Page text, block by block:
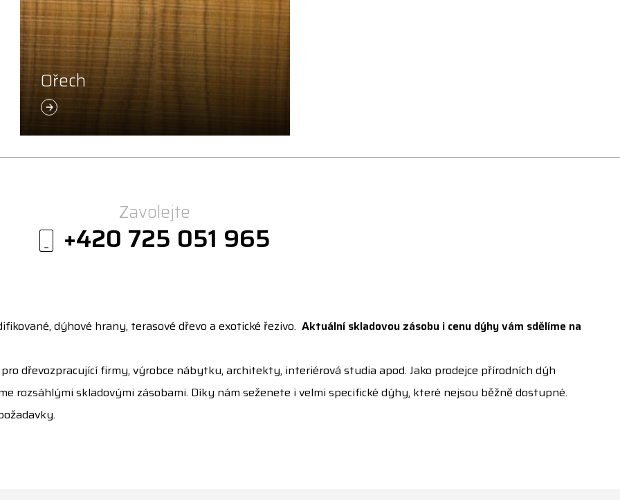
Ořech
Zavolejte
+420 725 051 965
dýhové hrany, terasové dřevo a exotické řezivo.Aktuální skladovou zásobu i cenu dýhy vám sdělíme na
dřevozpracující firmy, výrobce nábytku, architekty, interiérová studia apod. Jako prodejce přírodních dýh
rozsáhlými skladovými zásobami. Díky nám seženete i velmi specifické dýhy, které nejsou běžně dostupné.